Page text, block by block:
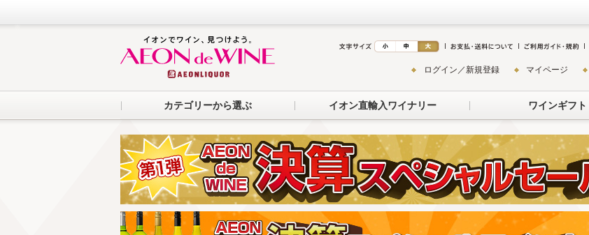
ログイン／新規登録 マイページ
カテゴリーから選ぶ イオン直輸入ワイナリー ワインギフト